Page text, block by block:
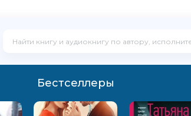
Бестселлеры